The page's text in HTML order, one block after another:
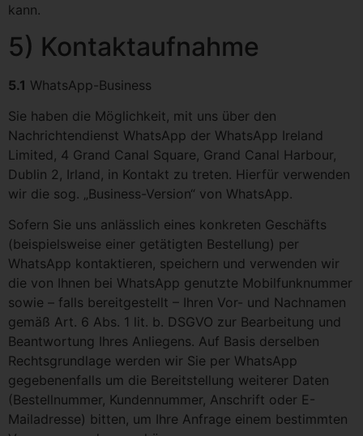
kann.
5) Kontaktaufnahme
5.1 WhatsApp-Business
Sie haben die Möglichkeit, mit uns über den
Nachrichtendienst WhatsApp der WhatsApp Ireland
Limited, 4 Grand Canal Square, Grand Canal Harbour,
Dublin 2, Irland, in Kontakt zu treten. Hierfür verwenden
wir die sog. „Business-Version“ von WhatsApp.
Sofern Sie uns anlässlich eines konkreten Geschäfts
(beispielsweise einer getätigten Bestellung) per
WhatsApp kontaktieren, speichern und verwenden wir
die von Ihnen bei WhatsApp genutzte Mobilfunknummer
sowie – falls bereitgestellt – Ihren Vor- und Nachnamen
gemäß Art. 6 Abs. 1 lit. b. DSGVO zur Bearbeitung und
Beantwortung Ihres Anliegens. Auf Basis derselben
Rechtsgrundlage werden wir Sie per WhatsApp
gegebenenfalls um die Bereitstellung weiterer Daten
(Bestellnummer, Kundennummer, Anschrift oder E-
Mailadresse) bitten, um Ihre Anfrage einem bestimmten